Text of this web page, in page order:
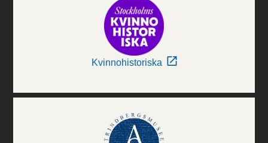
Kvinnohistoriska